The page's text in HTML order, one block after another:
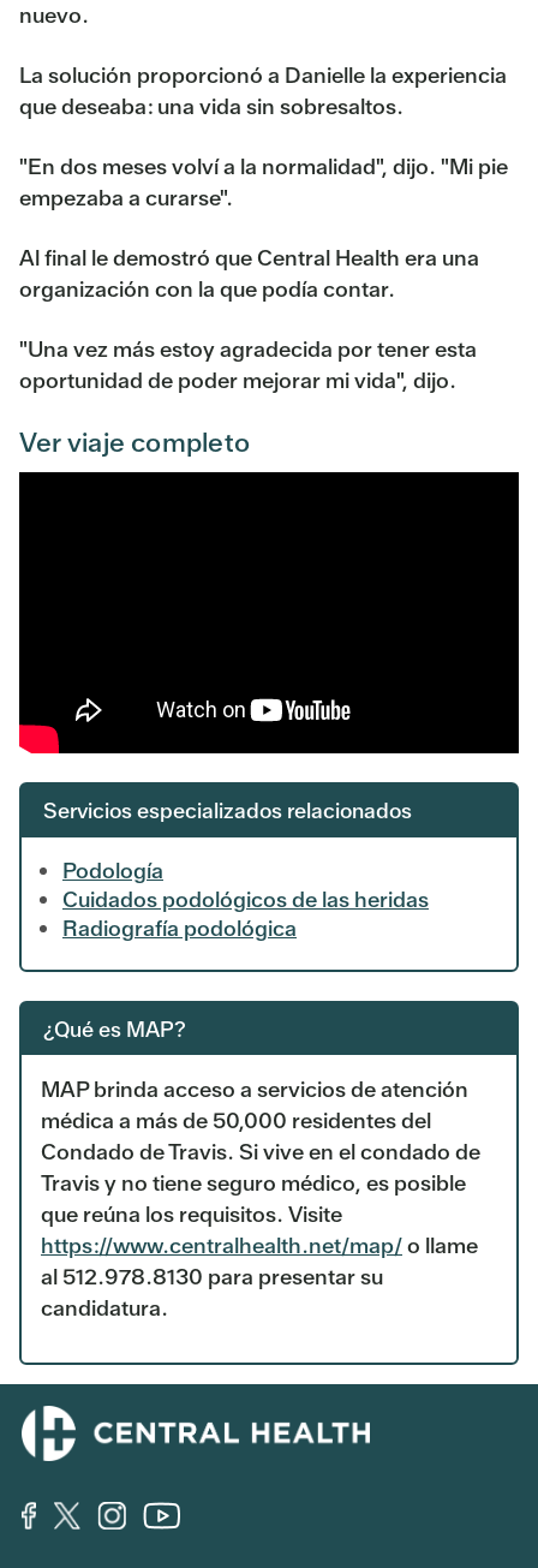
nuevo.
La solución proporcionó a Danielle la experiencia
que deseaba: una vida sin sobresaltos.
"En dos meses volví a la normalidad", dijo. "Mi pie
empezaba a curarse".
Al final le demostró que Central Health era una
organización con la que podía contar.
"Una vez más estoy agradecida por tener esta
oportunidad de poder mejorar mi vida", dijo.
Ver viaje completo
Servicios especializados relacionados
Podología
Cuidados podológicos de las heridas
Radiografía podológica
¿Qué es MAP?
MAP brinda acceso a servicios de atención
médica a más de 50,000 residentes del
Condado de Travis. Si vive en el condado de
Travis y no tiene seguro médico, es posible
que reúna los requisitos. Visite
https://www.centralhealth.net/map/o llame
al 512.978.8130 para presentar su
candidatura.